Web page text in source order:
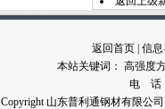
返回首页 信
本站关键词： 高强度
电 话
Copyright 山东普利通钢材有限